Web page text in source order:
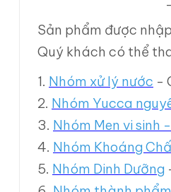
Sản phẩm được
Quý khách có thể
1. Nhóm xử lý nước -
2. Nhóm Yucca
3. Nhóm Men vi sinh
4. Nhóm Khoáng
5. Nhóm Dinh Dưỡng